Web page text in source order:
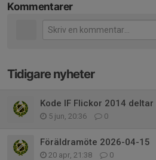
Kommentarer
Tidigare nyheter
Kode IF Flickor 2014
5 jun, 20:36 0
Föräldramöte 2026-04-15
20 apr, 21:38 0